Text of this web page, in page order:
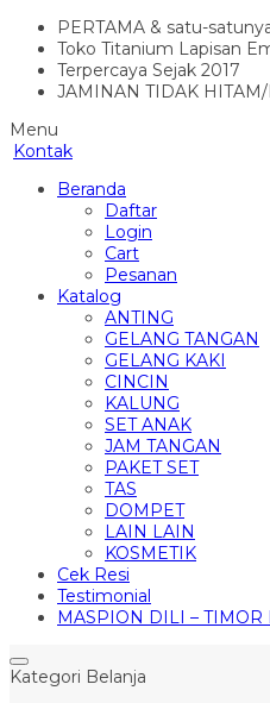
PERTAMA & satu-
Toko Titanium Lapisan
Terpercaya Sejak 2017
JAMINAN TIDAK HITAM/
Menu
Kontak
Beranda
Daftar
Login
Cart
Pesanan
Katalog
ANTING
GELANG TANGAN
GELANG KAKI
CINCIN
KALUNG
SET ANAK
JAM TANGAN
PAKET SET
TAS
DOMPET
LAIN LAIN
KOSMETIK
Cek Resi
Testimonial
MASPION DILI – TIMOR
Kategori Belanja